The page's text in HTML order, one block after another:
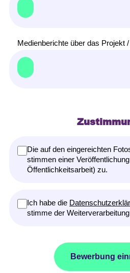
Medienberichte über das Projekt
Die auf den eingereichten
stimmen einer
Öffentlichkeitsarbeit) zu.
Ich habe die
stimme der